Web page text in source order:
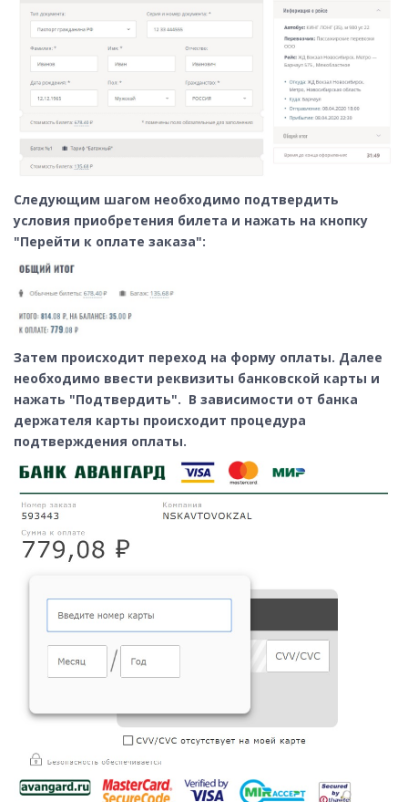
Следующим шагом необходимо подтвердить
условия приобретения билета и нажать на кнопку
"Перейти к оплате заказа":
Затем происходит переход на форму оплаты. Далее
необходимо ввести реквизиты банковской карты и
нажать "Подтвердить". В зависимости от банка
держателя карты происходит процедура
подтверждения оплаты.